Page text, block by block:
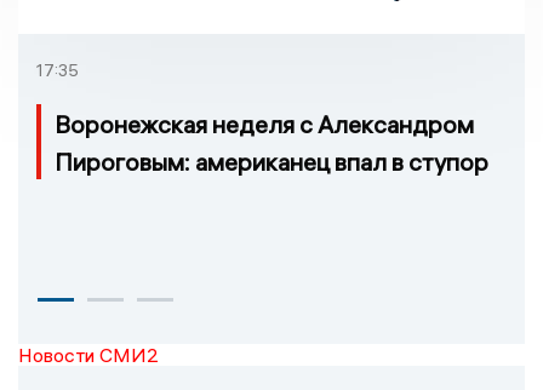
17:35
Воронежская неделя с Александром
Пироговым: американец впал в ступор
Новости СМИ2